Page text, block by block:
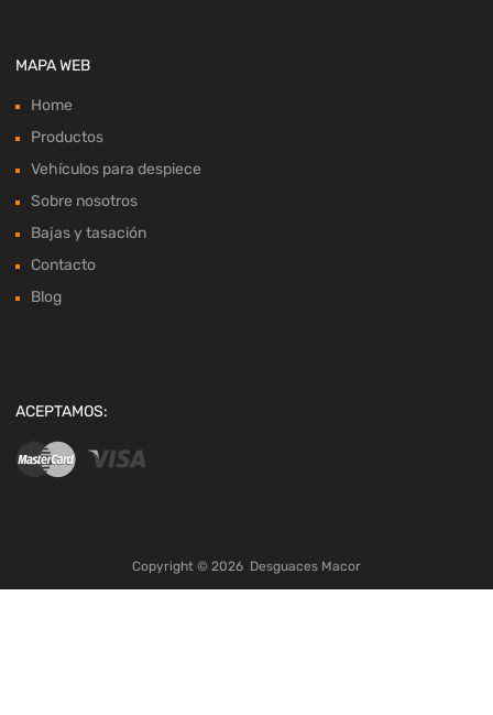
MAPA WEB
Home
Productos
Vehículos para despiece
Sobre nosotros
Bajas y tasación
Contacto
Blog
ACEPTAMOS:
Copyright © 2026 Desguaces Macor